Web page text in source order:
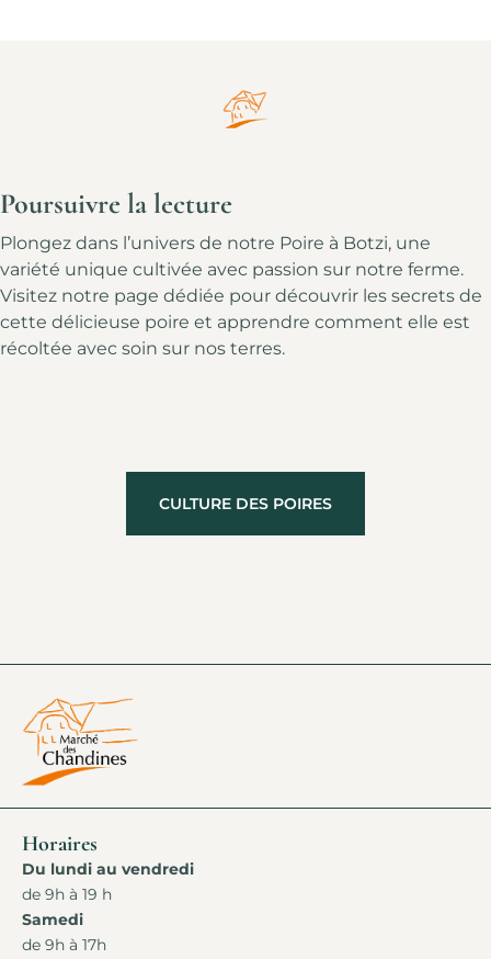
Poursuivre la lecture
Plongez dans l’univers de notre Poire à Botzi, une
variété unique cultivée avec passion sur notre ferme.
Visitez notre page dédiée pour découvrir les secrets de
cette délicieuse poire et apprendre comment elle est
récoltée avec soin sur nos terres.
CULTURE DES POIRES
Horaires
Du lundi au vendredi
de 9h à 19 h
Samedi
de 9h à 17h